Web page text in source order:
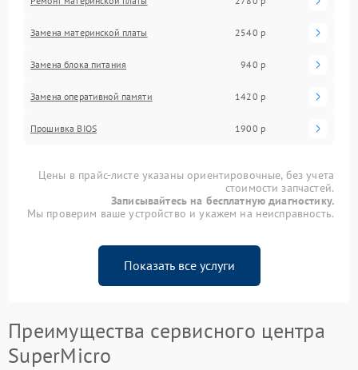
Замена материнской платы 2540 р
Замена блока питания 940 р
Замена оперативной памяти 1420 р
Прошивка BIOS 1900 р
Цены в прайс-листе указаны ориентировочные, без учета
стоимости запчастей.
Записывайтесь на бесплатную диагностику.
Мы проверим ваше устройство и укажем на неисправность.
Показать все услуги
Преимущества сервисного центра
SuperMicro